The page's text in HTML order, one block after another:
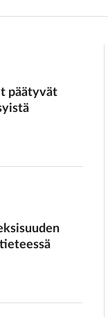
päätyvät